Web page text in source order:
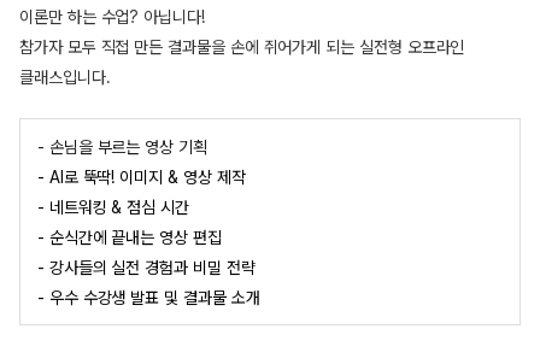
이론만 하는 수업? 아닙니다!
참가자 모두 직접 만든 결과물을 손에 쥐어가게 되는 실전형 오프라인
클래스입니다.
- 손님을 부르는 영상 기획
- AI로 뚝딱! 이미지 & 영상 제작
- 네트워킹 & 점심 시간
- 순식간에 끝내는 영상 편집
- 강사들의 실전 경험과 비밀 전략
- 우수 수강생 발표 및 결과물 소개